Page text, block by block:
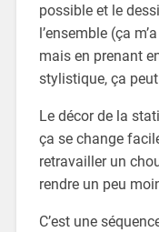
possible et le
l’ensemble (ça
mais en prenant
stylistique, ça
Le décor de la
ça se change
retravailler un
rendre un peu
C’est une